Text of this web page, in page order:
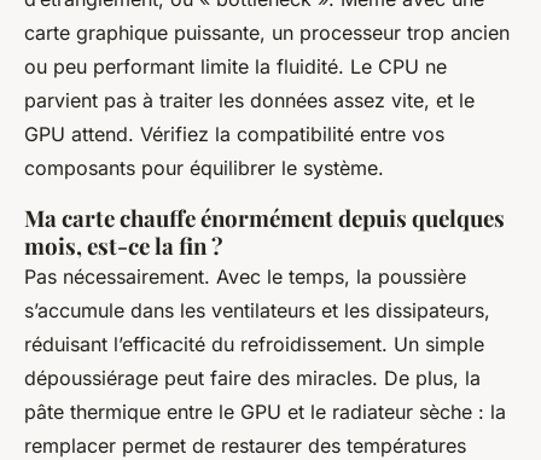
carte graphique puissante, un processeur trop ancien
ou peu performant limite la fluidité. Le CPU ne
parvient pas à traiter les données assez vite, et le
GPU attend. Vérifiez la compatibilité entre vos
composants pour équilibrer le système.
Ma carte chauffe énormément depuis quelques
mois, est-ce la fin ?
Pas nécessairement. Avec le temps, la poussière
s’accumule dans les ventilateurs et les dissipateurs,
réduisant l’efficacité du refroidissement. Un simple
dépoussiérage peut faire des miracles. De plus, la
pâte thermique entre le GPU et le radiateur sèche : la
remplacer permet de restaurer des températures